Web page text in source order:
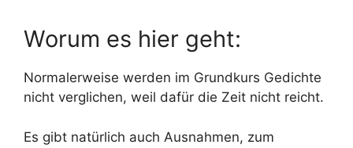
Worum es hier geht:
Normalerweise werden im Grundkurs Gedichte
nicht verglichen, weil dafür die Zeit nicht reicht.
Es gibt natürlich auch Ausnahmen, zum